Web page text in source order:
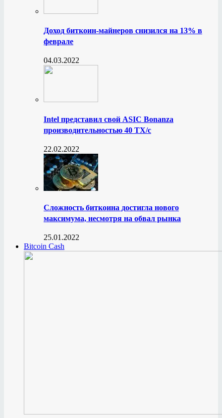
Доход биткоин-майнеров снизился на 13% в
феврале
04.03.2022
Intel представил свой ASIC Bonanza
производительностью 40 ТХ/с
22.02.2022
Сложность биткоина достигла нового
максимума, несмотря на обвал рынка
25.01.2022
Bitcoin Cash